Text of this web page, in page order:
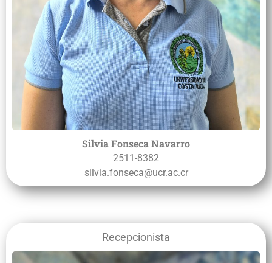
Silvia Fonseca Navarro
2511-8382
silvia.fonseca@ucr.ac.cr
Recepcionista